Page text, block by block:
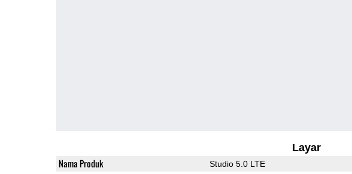
Layar
Nama Produk Studio 5.0 LTE